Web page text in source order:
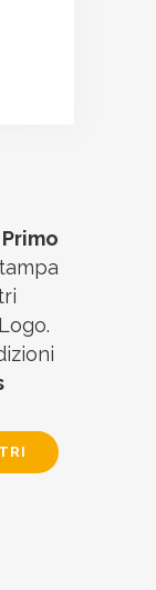
Primo